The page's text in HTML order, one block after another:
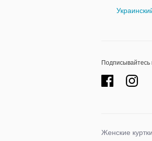
Подписывайтесь
Женские куртки